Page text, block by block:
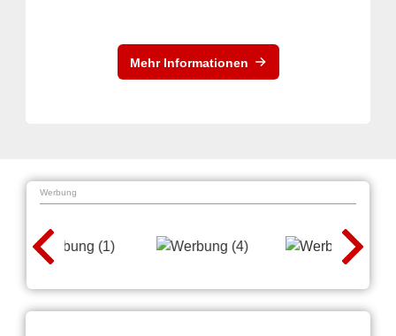
Mehr Informationen
Werbung